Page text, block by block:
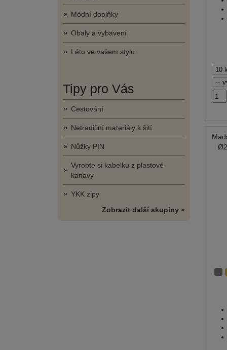
Módní doplňky
Obaly a vybavení
Léto ve vašem stylu
Tipy pro Vás
Cestování
Netradiční materiály k šití
Nůžky PIN
Vyrobte si kabelku z plastové
kanavy
YKK zipy
Zobrazit další skupiny »